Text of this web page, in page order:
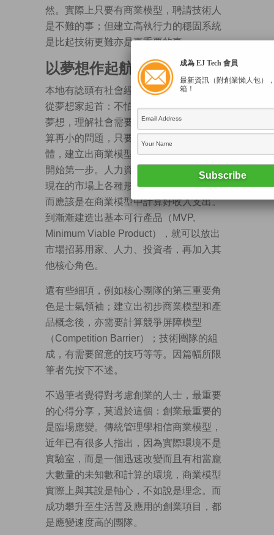
然。實際上只要有商業模型，聘請技術人
是不難的事；但建立高執行力的穩固系統
是比起技術更難亦是更重要的事。
以夢想作起航
本地有諗頭有社會經驗的人士，最適合是
從夢想家起首：不怕從小開始——從心從
夢想，理解社會需要，用心解決問題。就
算再小的問題，只要解決方法夠清楚夠具
體，建立出商業模型和計下算術，就可以
開始第一步。人力資源可以找散工幫手，
現在的市場上各種形式的聘用方式都有，
而應該是在商業模型中計算好收入支出。
到漸漸建造出基本可行產品（MVP,
Minimum Viable Product），就可以放出
市場招募用家、人力、投資者，再加入其
他核心角色。
還有些細項，例如核心團隊的第三重要角
色是士氣領袖；建立出初步商業模型和產
品概念後，亦需要計算競爭屏障模型
（Competition Barrier）；技術團隊的組
成，有需要留意的技巧等等。因篇幅所限
筆者先按下不述。
不過筆者覺得對考慮創業的人士，最重要
的心得分享，莫過於這個：創業最重要的
是臨場應變。傳統管理學相信商業模型，
近年已有很多人指出，因為實際環境不是
實驗室，而是一個迅速改變而且有相當龐
大數量的未知數和計算的環境，商業模型
實際上與其說是軸心，不如說是理念。而
成功攀升至生活普及應用的創業項目，都
是應變速度高的團隊。
成為 EJ Tech 會員
最新資訊（附創業懶人包）
箱！